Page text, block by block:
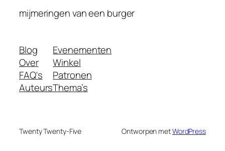
mijmeringen van een burger
Blog
Over
FAQ's
Auteurs
Evenementen
Winkel
Patronen
Thema’s
Twenty Twenty-Five Ontworpen metWordPress